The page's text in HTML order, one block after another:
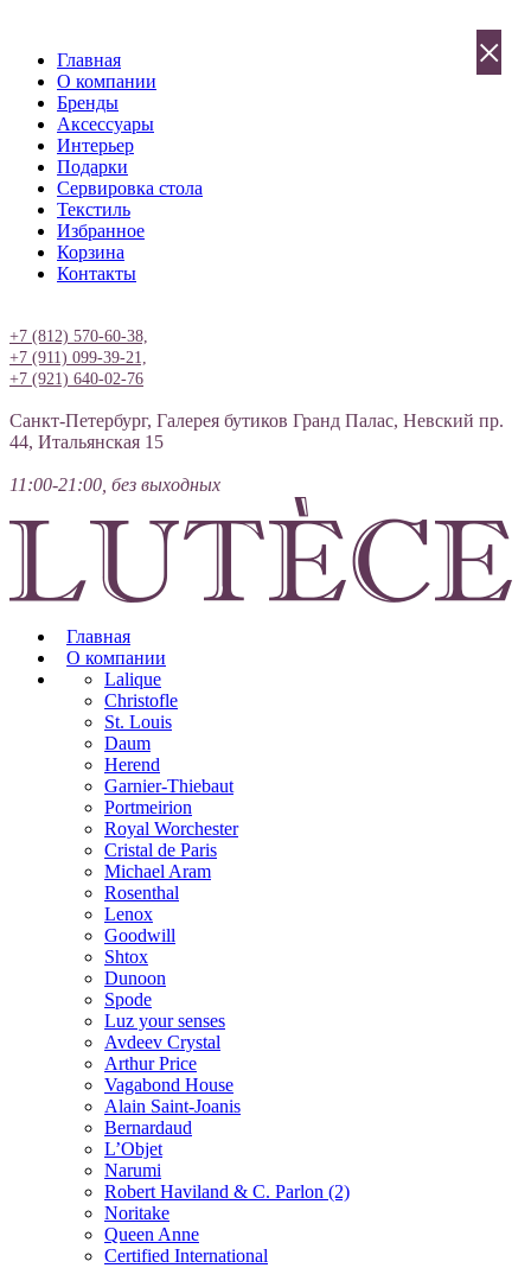
Главная
О компании
Бренды
Аксессуары
Интерьер
Подарки
Сервировка стола
Текстиль
Избранное
Корзина
Контакты
+7 (812) 570-60-38,
+7 (911) 099-39-21,
+7 (921) 640-02-76
Санкт-Петербург, Галерея бутиков Гранд Палас, Невский пр.
44, Итальянская 15
11:00-21:00, без выходных
Главная
О компании
Lalique
Christofle
St. Louis
Daum
Herend
Garnier-Thiebaut
Portmeirion
Royal Worchester
Cristal de Paris
Michael Aram
Rosenthal
Lenox
Goodwill
Shtox
Dunoon
Spode
Luz your senses
Avdeev Crystal
Arthur Price
Vagabond House
Alain Saint-Joanis
Bernardaud
L’Objet
Narumi
Robert Haviland & C. Parlon (2)
Noritakе
Queen Anne
Certified International
×